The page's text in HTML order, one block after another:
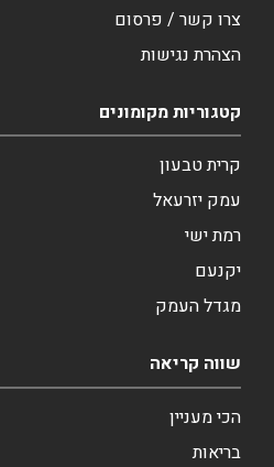
צרו קשר / פרסום
הצהרת נגישות
קטגוריות מקומונים
קרית טבעון
עמק יזרעאל
רמת ישי
יקנעם
מגדל העמק
שווה קריאה
הכי מעניין
בריאות